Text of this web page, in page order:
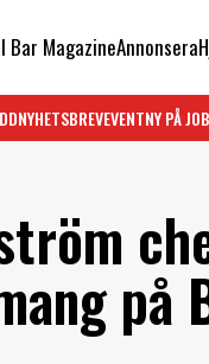
Bar MagazineAnnonsera
NYHETSBREVEVENTNY PÅ
på